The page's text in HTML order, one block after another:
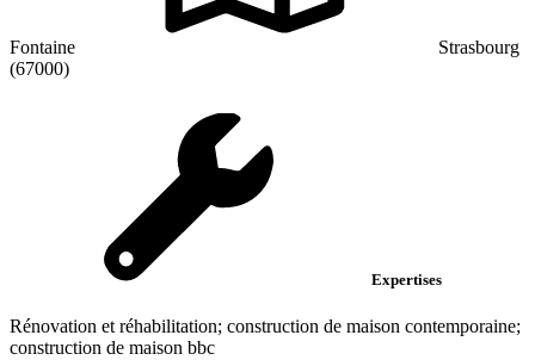
Fontaine
Strasbourg
(67000)
Expertises
Rénovation et réhabilitation; construction de maison contemporaine;
construction de maison bbc